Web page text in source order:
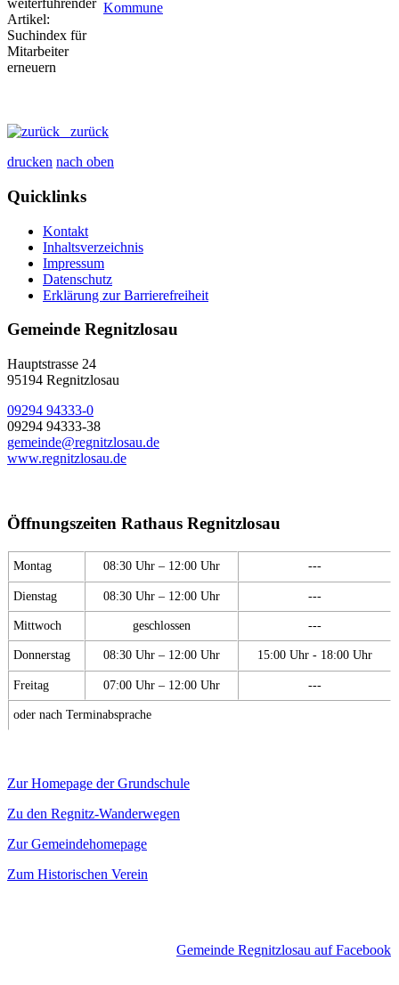
Kommune
zurück
drucken nach oben
Quicklinks
Kontakt
Inhaltsverzeichnis
Impressum
Datenschutz
Erklärung zur Barrierefreiheit
Gemeinde Regnitzlosau
Hauptstrasse 24
95194 Regnitzlosau
09294 94333-0
09294 94333-38
gemeinde@regnitzlosau.de
www.regnitzlosau.de
Öffnungszeiten Rathaus Regnitzlosau
Montag 08:30 Uhr – 12:00 Uhr ---
Dienstag 08:30 Uhr – 12:00 Uhr ---
Mittwoch geschlossen ---
Donnerstag 08:30 Uhr – 12:00 Uhr 15:00 Uhr - 18:00 Uhr
Freitag 07:00 Uhr – 12:00 Uhr ---
oder nach Terminabsprache
Zur Homepage der Grundschule
Zu den Regnitz-Wanderwegen
Zur Gemeindehomepage
Zum Historischen Verein
Gemeinde Regnitzlosau auf Facebook